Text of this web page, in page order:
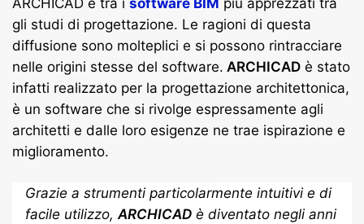
ARCHICAD è tra i software BIM più apprezzati tra
gli studi di progettazione. Le ragioni di questa
diffusione sono molteplici e si possono rintracciare
nelle origini stesse del software. ARCHICAD è stato
infatti realizzato per la progettazione architettonica,
è un software che si rivolge espressamente agli
architetti e dalle loro esigenze ne trae ispirazione e
miglioramento.
Grazie a strumenti particolarmente intuitivi e di
facile utilizzo,ARCHICAD è diventato negli anni